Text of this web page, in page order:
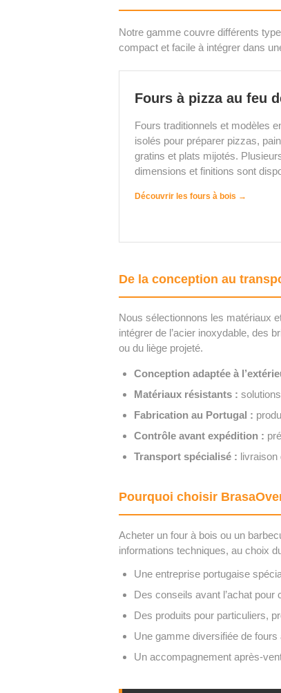
Notre gamme couvre différents
compact et facile à intégrer dans
Fours à pizza au feu
Fours traditionnels et modèles
isolés pour préparer pizzas,
gratins et plats mijotés.
dimensions et finitions sont
Découvrir les fours à bois →
De la conception au
Nous sélectionnons les matériaux
intégrer de l’acier inoxydable, des
ou du liège projeté.
Conception adaptée à
Matériaux résistants :
Fabrication au Portugal :
Contrôle avant expédition :
Transport spécialisé : livraison
Pourquoi choisir
Acheter un four à bois ou un
informations techniques, au choix
Une entreprise portugaise
Des conseils avant l’achat
Des produits pour particuliers,
Une gamme diversifiée de
Un accompagnement après-